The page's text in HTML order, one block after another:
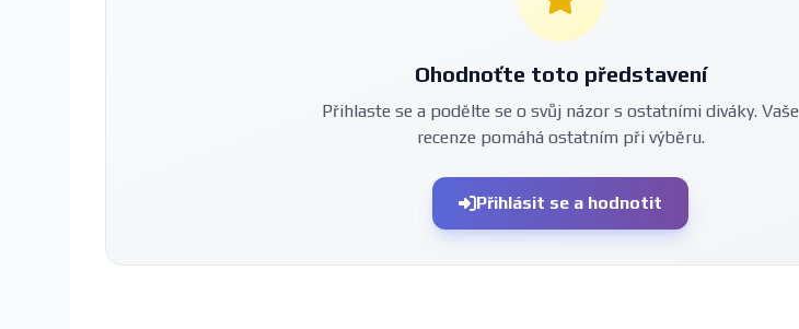
Ohodnoťte toto představení
Přihlaste se a podělte se o svůj názor s ostatními diváky. Vaše
recenze pomáhá ostatním při výběru.
Přihlásit se a hodnotit